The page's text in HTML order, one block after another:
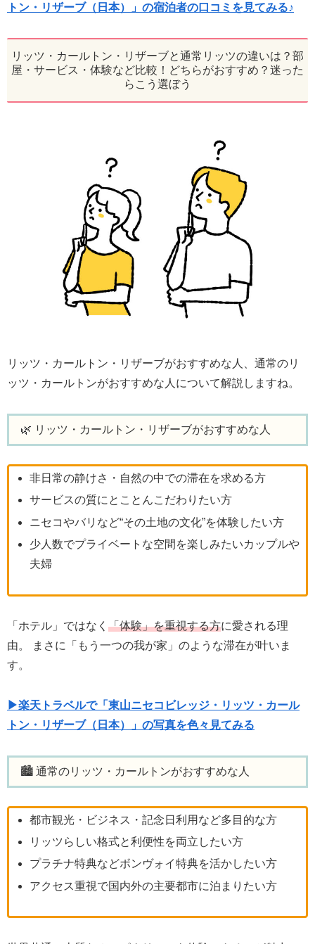
トン・リザーブ（日本）」の宿泊者の口コミを見てみる♪
リッツ・カールトン・リザーブと通常リッツの違いは？部
屋・サービス・体験など比較！どちらがおすすめ？迷った
らこう選ぼう
リッツ・カールトン・リザーブがおすすめな人、通常のリ
ッツ・カールトンがおすすめな人について解説しますね。
🌿 リッツ・カールトン・リザーブがおすすめな人
非日常の静けさ・自然の中での滞在を求める方
サービスの質にとことんこだわりたい方
ニセコやバリなど“その土地の文化”を体験したい方
少人数でプライベートな空間を楽しみたいカップルや
夫婦
「ホテル」ではなく 「体験」を重視する方に愛される理
由。 まさに「もう一つの我が家」のような滞在が叶いま
す。
▶楽天トラベルで「東山ニセコビレッジ・リッツ・カール
トン・リザーブ（日本）」の写真を色々見てみる
🏙 通常のリッツ・カールトンがおすすめな人
都市観光・ビジネス・記念日利用など多目的な方
リッツらしい格式と利便性を両立したい方
プラチナ特典などボンヴォイ特典を活かしたい方
アクセス重視で国内外の主要都市に泊まりたい方